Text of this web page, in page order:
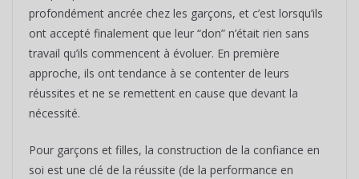
profondément ancrée chez les garçons, et c’est lorsqu’ils
ont accepté finalement que leur “don” n’était rien sans
travail qu’ils commencent à évoluer. En première
approche, ils ont tendance à se contenter de leurs
réussites et ne se remettent en cause que devant la
nécessité.
Pour garçons et filles, la construction de la confiance en
soi est une clé de la réussite (de la performance en